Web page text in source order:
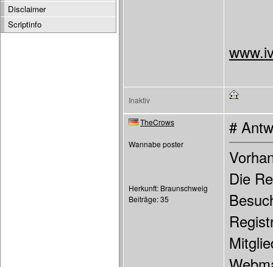
Inaktiv
TheCrows
Wannabe poster
Herkunft: Braunschweig
Beiträge: 35
#
Die
Disclaimer
Scriptinfo